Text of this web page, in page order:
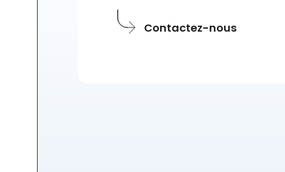
Contactez-nous